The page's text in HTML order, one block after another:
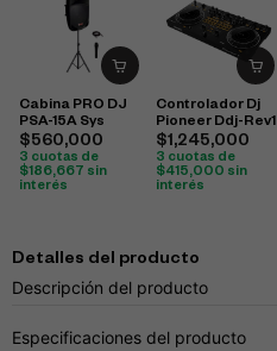
Cabina PRO DJ
PSA-15A Sys
$560,000
3 cuotas de
$186,667 sin
interés
Controlador Dj
Pioneer Ddj-Rev1
$1,245,000
3 cuotas de
$415,000 sin
interés
Detalles del producto
Descripción del producto
Especificaciones del producto